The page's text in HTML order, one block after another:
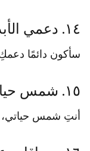
١٤. دعمي الأبدي
سأكون دائمًا
١٥. شمس حياتي
أنتِ شمس حياتي،